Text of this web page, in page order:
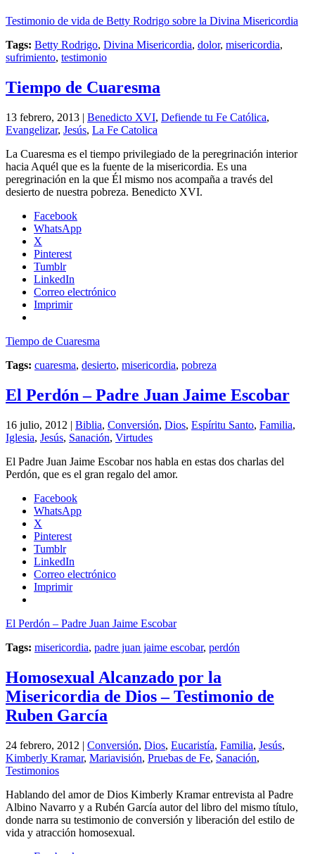
Testimonio de vida de Betty Rodrigo sobre la Divina Misericordia
Tags: Betty Rodrigo, Divina Misericordia, dolor, misericordia,
sufrimiento, testimonio
Tiempo de Cuaresma
13 febrero, 2013 | Benedicto XVI, Defiende tu Fe Católica,
Evangelizar, Jesús, La Fe Catolica
La Cuaresma es el tiempo privilegiado de la peregrinación interior
hacia Aquél que es la fuente de la misericordia. Es una
peregrinación en la que Él mismo nos acompaña a través del
desierto de nuestra pobreza. Benedicto XVI.
Facebook
WhatsApp
X
Pinterest
Tumblr
LinkedIn
Correo electrónico
Imprimir
Tiempo de Cuaresma
Tags: cuaresma, desierto, misericordia, pobreza
El Perdón – Padre Juan Jaime Escobar
16 julio, 2012 | Biblia, Conversión, Dios, Espíritu Santo, Familia,
Iglesia, Jesús, Sanación, Virtudes
El Padre Juan Jaime Escobar nos habla en estas dos charlas del
Perdón, que es el gran regalo del amor.
Facebook
WhatsApp
X
Pinterest
Tumblr
LinkedIn
Correo electrónico
Imprimir
El Perdón – Padre Juan Jaime Escobar
Tags: misericordia, padre juan jaime escobar, perdón
Homosexual Alcanzado por la
Misericordia de Dios – Testimonio de
Ruben García
24 febrero, 2012 | Conversión, Dios, Eucaristía, Familia, Jesús,
Kimberly Kramar, Mariavisión, Pruebas de Fe, Sanación,
Testimonios
Hablando del amor de Dios Kimberly Kramar entrevista al Padre
Albino Navarro y a Rubén García autor del libro del mismo título,
donde narra su testimonio de conversión y liberación del estilo de
vida y atracción homosexual.